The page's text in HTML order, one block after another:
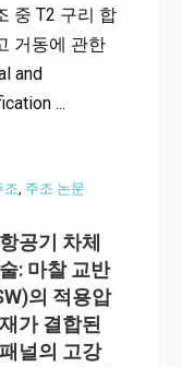
중 T2 구리 합
거동에 관한
and
...
조, 주조 논문
공기 차체
: 마찰 교반
의 적용압
가 결합된
널의 고강